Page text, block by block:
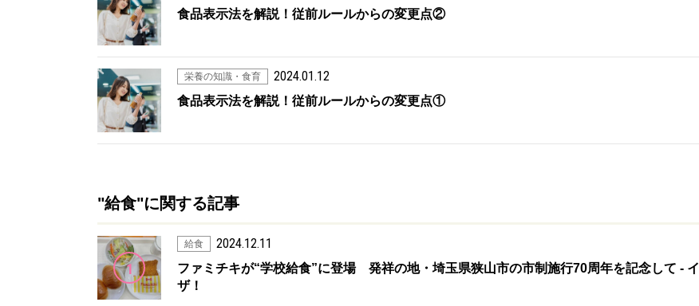
食品表示法を解説！従前ルールからの変更点②
栄養の知識・食育 2024.01.12
食品表示法を解説！従前ルールからの変更点①
"給食"に関する記事
1
給食 2024.12.11
ファミチキが“学校給食”に登場 発祥の地・埼玉県狭山市の市制施行70周年を記念して - イ
ザ！